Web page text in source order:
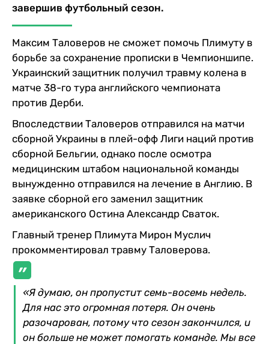
завершив футбольный сезон.
Максим Таловеров не сможет помочь Плимуту в
борьбе за сохранение прописки в Чемпионшипе.
Украинский защитник получил травму колена в
матче 38-го тура английского чемпионата
против Дерби.
Впоследствии Таловеров отправился на матчи
сборной Украины в плей-офф Лиги наций против
сборной Бельгии, однако после осмотра
медицинским штабом национальной команды
вынужденно отправился на лечение в Англию. В
заявке сборной его заменил защитник
американского Остина Александр Сваток.
Главный тренер Плимута Мирон Муслич
прокомментировал травму Таловерова.
«Я думаю, он пропустит семь-восемь недель.
Для нас это огромная потеря. Он очень
разочарован, потому что сезон закончился, и
он больше не может помогать команде. Мы все